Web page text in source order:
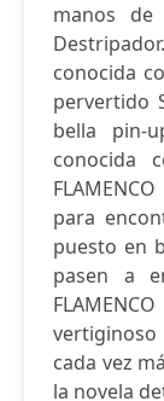
manos
conocida
pervertido
bella pin-
conocida
para
puesto en
pasen a
cada vez
la novela